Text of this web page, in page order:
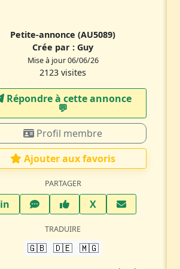
Petite-annonce(AU5089)
Crée par :Guy
Mise à jour 06/06/26
2123 visites
Répondre à cette annonce
💬​
Profil membre
Ajouter aux favoris
PARTAGER
inLinkedInWhatsAppFacebook
XTwitter X
TRADUIRE
🇬🇧 🇩🇪 🇲🇬